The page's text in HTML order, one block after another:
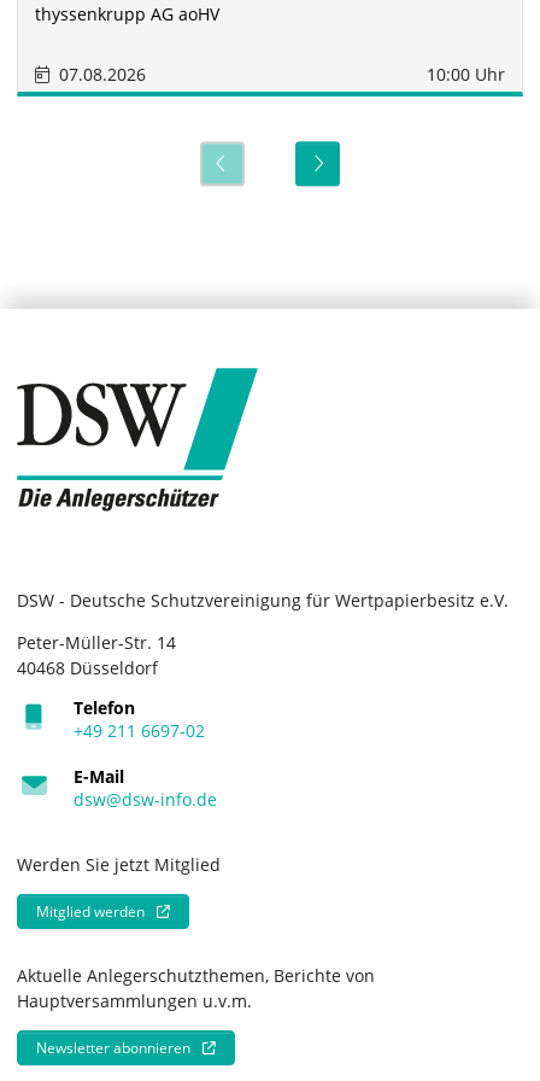
thyssenkrupp AG aoHV
07.08.2026 10:00 Uhr
DSW - Deutsche Schutzvereinigung für Wertpapierbesitz e.V.
Peter-Müller-Str. 14
40468 Düsseldorf
Telefon
+49 211 6697-02
E-Mail
dsw@dsw-info.de
Werden Sie jetzt Mitglied
Mitglied werden
Aktuelle Anlegerschutzthemen, Berichte von
Hauptversammlungen u.v.m.
Newsletter abonnieren